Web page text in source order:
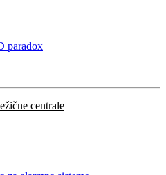
centrale